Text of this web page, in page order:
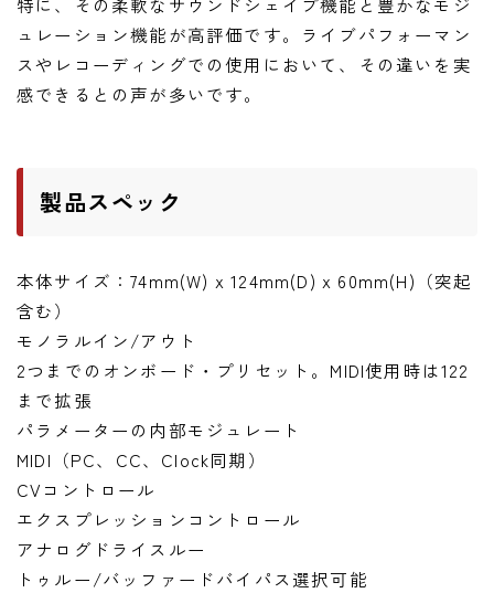
特に、その柔軟なサウンドシェイプ機能と豊かなモジ
ュレーション機能が高評価です。ライブパフォーマン
スやレコーディングでの使用において、その違いを実
感できるとの声が多いです。
製品スペック
本体サイズ：74mm(W) x 124mm(D) x 60mm(H)（突起
含む）
モノラルイン/アウト
2つまでのオンボード・プリセット。MIDI使用時は122
まで拡張
パラメーターの内部モジュレート
MIDI（PC、CC、Clock同期）
CVコントロール
エクスプレッションコントロール
アナログドライスルー
トゥルー/バッファードバイパス選択可能